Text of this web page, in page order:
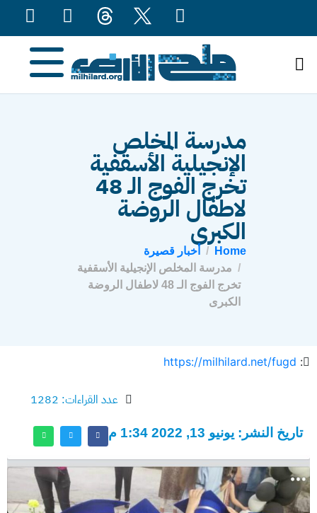
مدرسة المخلص
الإنجيلية الأسقفية
تخرج الفوج الـ 48
لاطفال الروضة
الكبرى
Home
أخبار قصيرة
مدرسة المخلص الإنجيلية الأسقفية
تخرج الفوج الـ 48 لاطفال الروضة
الكبرى
:
https://milhilard.net/fugd
عدد القراءات: 1282
تاريخ النشر: يونيو 13, 2022 1:34 م